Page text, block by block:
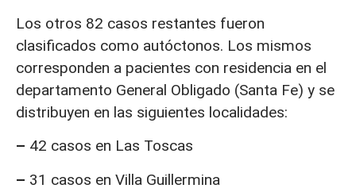
Los otros 82 casos restantes fueron
clasificados como autóctonos. Los mismos
corresponden a pacientes con residencia en el
departamento General Obligado (Santa Fe) y se
distribuyen en las siguientes localidades:
– 42 casos en Las Toscas
– 31 casos en Villa Guillermina